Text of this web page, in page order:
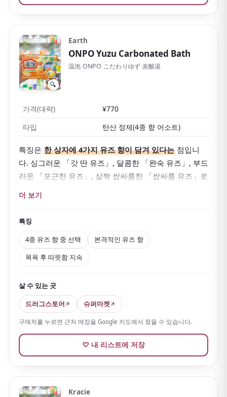
향과 성분이 다른 시리즈가 풍부해 그날 기분에 따라 고
🔍
Earth
ONPO Yuzu Carbonated Bath
温泡 ONPO こだわりゆず 炭酸湯
가격(대략)
¥770
타입
탄산 정제(4종 향 어소트)
특징은 한 상자에 4가지 유즈 향이 담겨 있다는 점입니
다. 싱그러운 「갓 딴 유즈」, 달콤한 「완숙 유즈」, 부드
러운 「포근한 유즈」, 살짝 쌉싸름한 「쌉싸름 유즈」로
향료에는도쿠시마현산 「기토 유즈」에서 추출한 오일
을 사용해 본격적인 유즈 향을 즐길 수 있습니다. 이산화
탄소와 온천 성분이 온욕 효과를 높여 몸을 속부터 데우
고, 피로·어깨 결림·냉증 등에 좋은 의약외품으로 목욕 후
에도 따뜻함이 이어집니다.
칡뿌리와 생강 유래 보습 성분도 들어 있습니다. 한 알씩
개별 포장이라 가볍고 부피가 작아
즐길 수 있어 어메니티나 가벼운 기념품으로도 추천합니
드러그스토어에서 저렴하게 살 수 있는 것도 반갑습니다.
더 보기
특징
4종 유즈 향 중 선택
본격적인 유즈 향
목욕 후 따뜻함 지속
살 수 있는 곳
드러그스토어
슈퍼마켓
구매처를 누르면 근처 매장을 Google 지도에서 찾을 수 있습니다.
♡ 내 리스트에 저장
Kracie